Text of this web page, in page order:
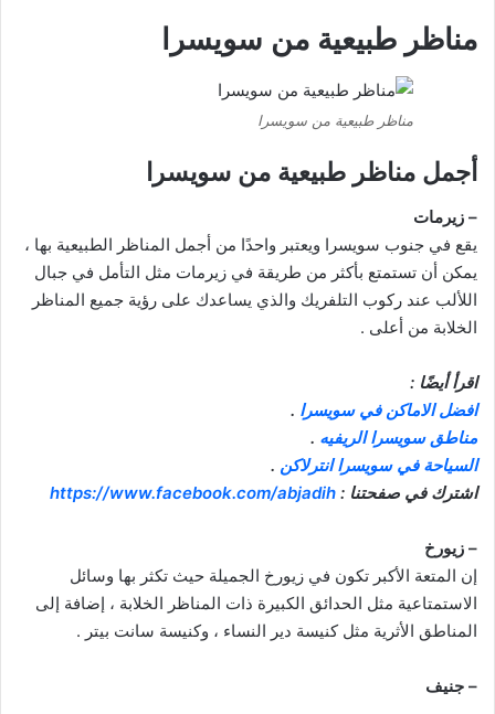
مناظر طبيعية من سويسرا
مناظر طبيعية من سويسرا
أجمل مناظر طبيعية من سويسرا
– زيرمات
يقع في جنوب سويسرا ويعتبر واحدًا من أجمل المناظر الطبيعية بها ،
يمكن أن تستمتع بأكثر من طريقة في زيرمات مثل التأمل في جبال
اللألب عند ركوب التلفريك والذي يساعدك على رؤية جميع المناظر
الخلابة من أعلى .
اقرأ أيضًا :
افضل الاماكن في سويسرا .
مناطق سويسرا الريفيه .
السياحة في سويسرا انترلاكن .
اشترك في صفحتنا : https://www.facebook.com/abjadih
– زيورخ
إن المتعة الأكبر تكون في زيورخ الجميلة حيث تكثر بها وسائل
الاستمتاعية مثل الحدائق الكبيرة ذات المناظر الخلابة ، إضافة إلى
المناطق الأثرية مثل كنيسة دير النساء ، وكنيسة سانت بيتر .
– جنيف